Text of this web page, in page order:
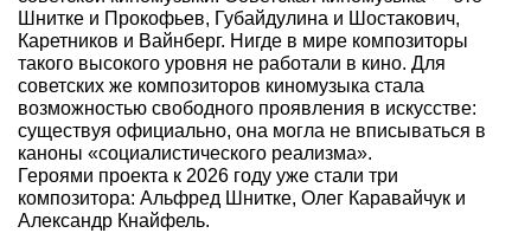
Шнитке и Прокофьев, Губайдулина и Шостакович,
Каретников и Вайнберг. Нигде в мире композиторы
такого высокого уровня не работали в кино. Для
советских же композиторов киномузыка стала
возможностью свободного проявления в искусстве:
существуя официально, она могла не вписываться в
каноны «социалистического реализма».
Героями проекта к 2026 году уже стали три
композитора: Альфред Шнитке, Олег Каравайчук и
Александр Кнайфель.